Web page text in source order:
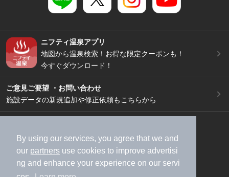
By using our services, you agree that we and
our partners use cookies to improve advertisi
ng and enhance your experience on our servi
ニフティ温泉アプリ
地図から温泉検索！お得な限定クーポンも！
今すぐダウンロード！
ご意見ご要望 ・お問い合わせ
施設データの新規追加や修正依頼もこちらから
加盟店募集（資料請求）
広告出稿のご案内
利用規約
ライフスタイルMEMBERS+規約
特定商取引法に基づく表記
ヘルプ
採用情報